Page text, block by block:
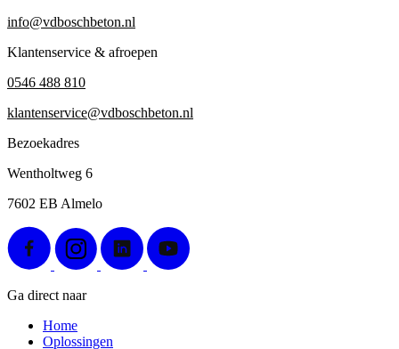
info@vdboschbeton.nl
Klantenservice & afroepen
0546 488 810
klantenservice@vdboschbeton.nl
Bezoekadres
Wentholtweg 6
7602 EB Almelo
Ga direct naar
Home
Oplossingen